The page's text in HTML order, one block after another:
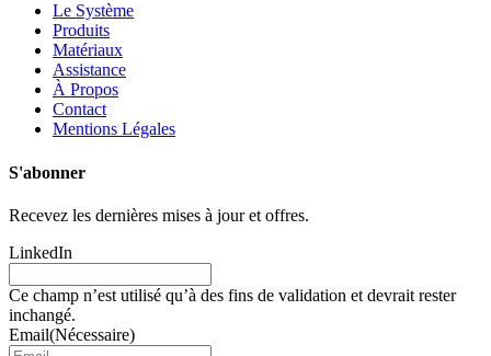
Le Système
Produits
Matériaux
Assistance
À Propos
Contact
Mentions Légales
S'abonner
Recevez les dernières mises à jour et offres.
LinkedIn
Ce champ n’est utilisé qu’à des fins de validation et devrait rester
inchangé.
Email(Nécessaire)